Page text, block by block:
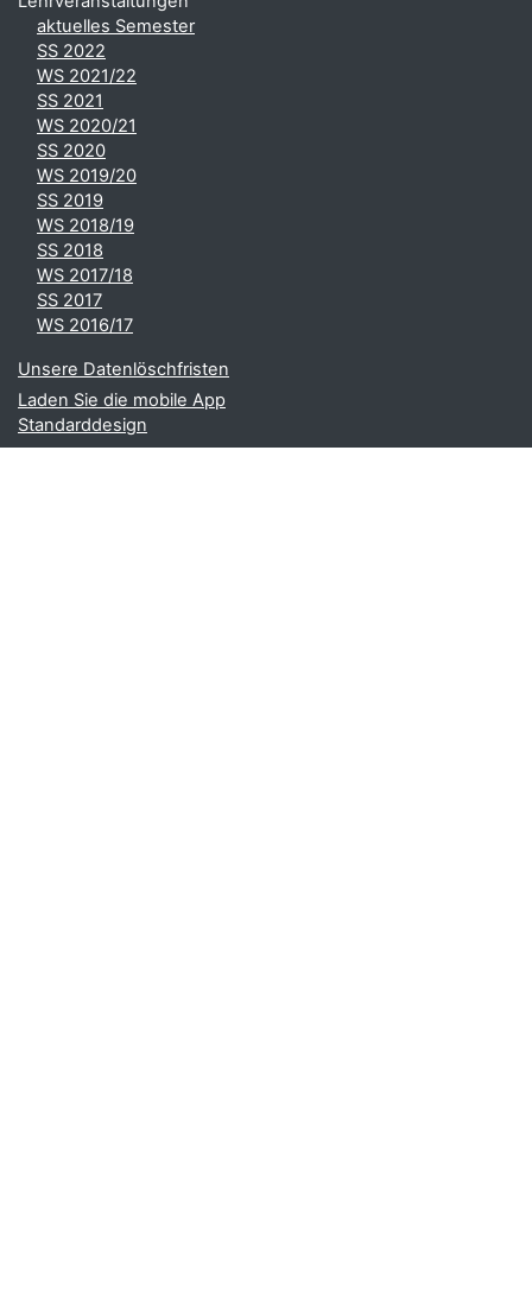
aktuelles Semester
SS 2022
WS 2021/22
SS 2021
WS 2020/21
SS 2020
WS 2019/20
SS 2019
WS 2018/19
SS 2018
WS 2017/18
SS 2017
WS 2016/17
Unsere Datenlöschfristen
Laden Sie die mobile App
Standarddesign